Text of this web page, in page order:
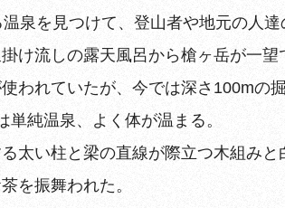
泉を見つけて、登山者や地元の人
け流しの露天風呂から槍ヶ岳が一望
われていたが、今では深さ100mの
純温泉、よく体が温まる。
太い柱と梁の直線が際立つ木組み
を振舞われた。